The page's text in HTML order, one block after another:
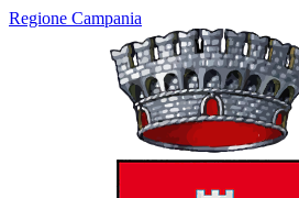
Regione Campania